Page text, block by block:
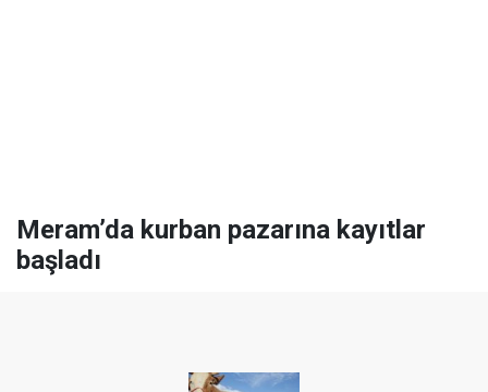
Meram’da kurban pazarına kayıtlar
başladı